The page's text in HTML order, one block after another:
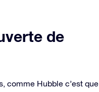
de
comme Hubble c’est que